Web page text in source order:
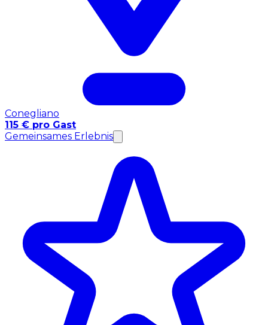
Conegliano
115 € pro Gast
Gemeinsames Erlebnis